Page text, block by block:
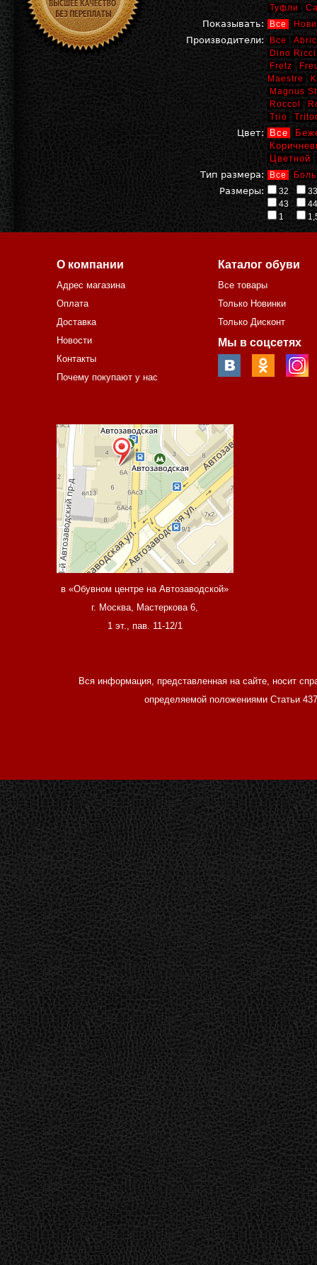
Туфли
Показывать: Все
Производители: Все
Dino Ricci
Fretz
Maestre
Magnus
Roccol
Trio
Цвет: Все
Цветной
Тип размера:
Все
Размеры: 32
33
43
44
1
О компании
Адрес магазина
Оплата
Доставка
Новости
Контакты
Почему покупают у нас
Каталог обуви
Все товары
Только Новинки
Только Дисконт
Мы в соцсетях
в «Обувном центре на Автозаводской»
г. Москва, Мастеркова 6,
1 эт., пав. 11-12/1
Вся информация, представленная на сайте, носит
определяемой положениями Статьи